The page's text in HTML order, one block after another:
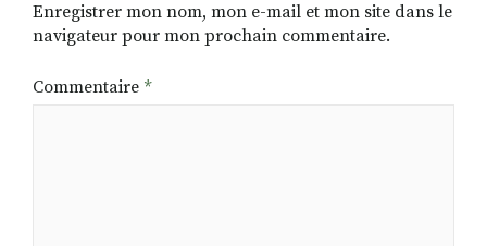
Enregistrer mon nom, mon e-mail et mon site dans le
navigateur pour mon prochain commentaire.
Commentaire *